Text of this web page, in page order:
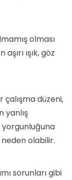
olması
ışık, göz
düzeni,
yanlış
yorgunluğuna
olabilir.
sorunları gibi